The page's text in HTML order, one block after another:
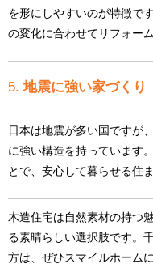
を形にしやすいのが特徴で
の変化に合わせてリフォー
5. 地震に強い家づくり
日本は地震が多い国ですが
に強い構造を持っています
とで、安心して暮らせる住
木造住宅は自然素材の持つ
る素晴らしい選択肢です。
方は、ぜひスマイルホーム